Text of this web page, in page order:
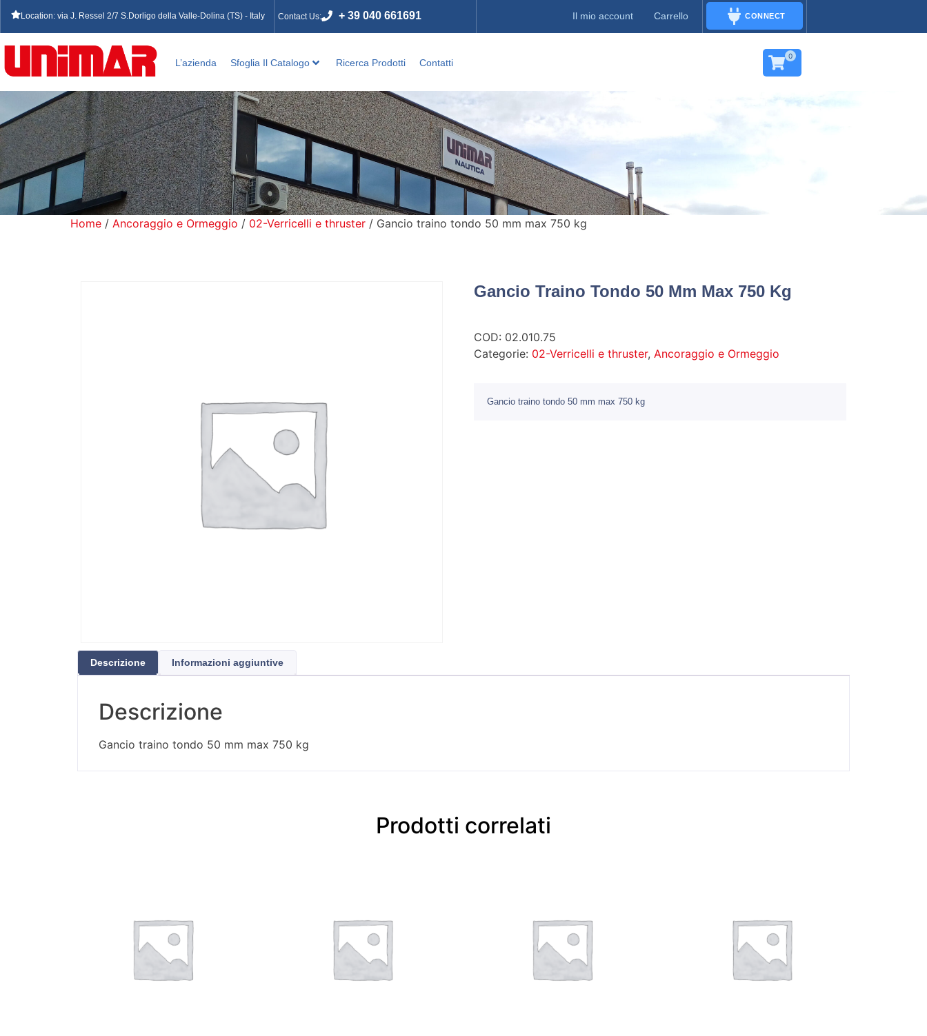
Location: via J. Ressel 2/7 S.Dorligo della Valle-Dolina (TS) - Italy Contact Us: + 39 040 661691 Il mio account Carrello CONNECT
L’azienda Sfoglia Il Catalogo Ricerca Prodotti Contatti
0
Home / Ancoraggio e Ormeggio / 02-Verricelli e thruster / Gancio traino tondo 50 mm max 750 kg
Gancio Traino Tondo 50 Mm Max 750 Kg
COD: 02.010.75
Categorie: 02-Verricelli e thruster, Ancoraggio e Ormeggio
Gancio traino tondo 50 mm max 750 kg
Descrizione Informazioni aggiuntive
Descrizione
Gancio traino tondo 50 mm max 750 kg
Prodotti correlati